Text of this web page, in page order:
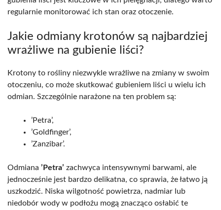
regularnie monitorować ich stan oraz otoczenie.
Jakie odmiany krotonów są najbardziej
wrażliwe na gubienie liści?
Krotony to rośliny niezwykle wrażliwe na zmiany w swoim
otoczeniu, co może skutkować gubieniem liści u wielu ich
odmian. Szczególnie narażone na ten problem są:
’Petra’,
’Goldfinger’,
’Zanzibar’.
Odmiana ’Petra’ zachwyca intensywnymi barwami, ale
jednocześnie jest bardzo delikatna, co sprawia, że łatwo ją
uszkodzić. Niska wilgotność powietrza, nadmiar lub
niedobór wody w podłożu mogą znacząco osłabić te